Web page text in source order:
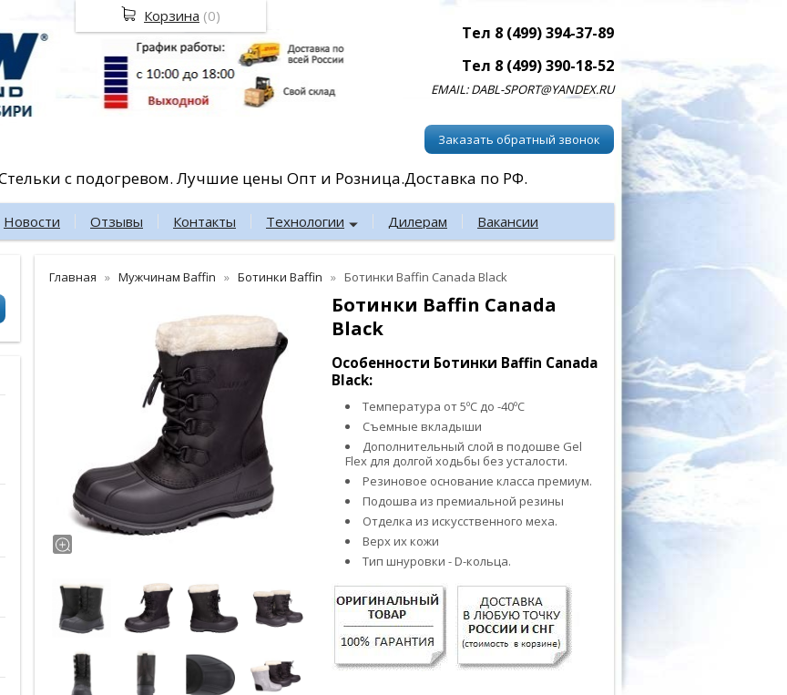
Тел 8 (499) 394-37-89
Тел 8 (499) 390-18-52
EMAIL: DABL-SPORT@YANDEX.RU
Заказать обратный звонок
с подогревом. Лучшие цены Опт и Розница.Доставка по РФ.
Новости Отзывы Контакты Технологии Дилерам Вакансии
Главная Мужчинам Baffin Ботинки Baffin Ботинки Baffin Canada Black
Ботинки Baffin Canada
Black
Особенности Ботинки Baffin Canada
Black:
Температура от 5ºC до -40ºC
Съемные вкладыши
Дополнительный слой в подошве Gel
Flex для долгой ходьбы без усталости.
Резиновое основание класса премиум.
Подошва из премиальной резины
Отделка из искусственного меха.
Верх их кожи
Тип шнуровки - D-кольца.
Корзина (0)